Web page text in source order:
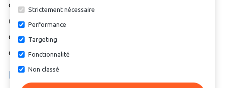
ces tuyaux peuvent fonctionner sans problème pendant de
nombreuses années, même dans les conditions les plus
difficiles. Cela en fait un choix fiable pour une large gamme
de tâches industrielles.
Pourquoi choisir des tuyaux industriels ?
Strictement nécessaire
Performance
Targeting
Fonctionnalité
Non classé